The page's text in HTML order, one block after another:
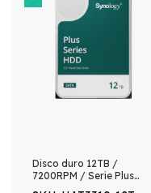
Disco duro 12TB /
7200RPM / Serie Plus